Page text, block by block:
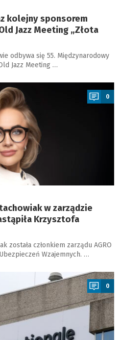
kolejny sponsorem
Jazz Meeting „Złota
odbywa się 55. Międzynarodowy
Jazz Meeting …
0
w zarządzie
Krzysztofa
została członkiem zarządu AGRO
Wzajemnych. …
0